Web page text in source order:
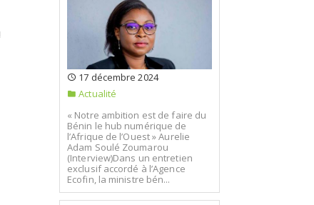
17 décembre 2024
Actualité
« Notre ambition est de faire du
Bénin le hub numérique de
l’Afrique de l’Ouest » Aurelie
Adam Soulé Zoumarou
(Interview)Dans un entretien
exclusif accordé à l’Agence
Ecofin, la ministre bén...